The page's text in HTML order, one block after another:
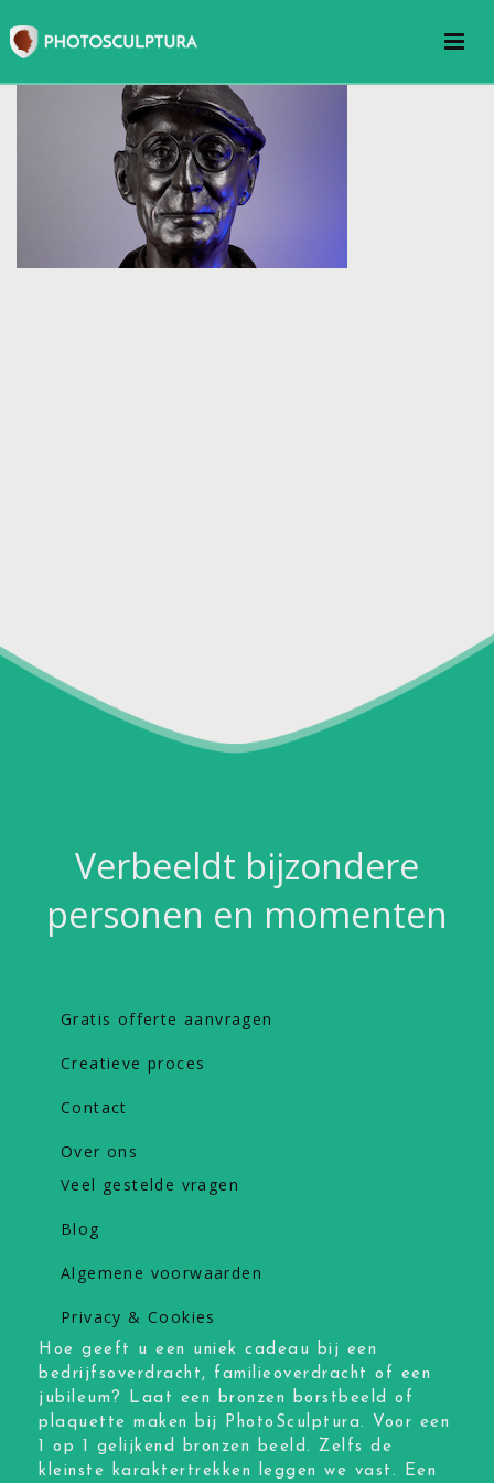
Verbeeldt bijzondere
personen en momenten
Gratis offerte aanvragen
Creatieve proces
Contact
Over ons
Veel gestelde vragen
Blog
Algemene voorwaarden
Privacy & Cookies
Hoe geeft u een uniek cadeau bij een
bedrijfsoverdracht, familieoverdracht of een
jubileum? Laat een bronzen borstbeeld of
plaquette maken bij PhotoSculptura. Voor een
1 op 1 gelijkend bronzen beeld. Zelfs de
kleinste karaktertrekken leggen we vast. Een